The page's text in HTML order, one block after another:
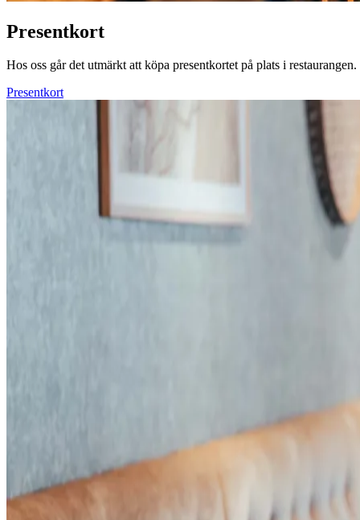
Presentkort
Hos oss går det utmärkt att köpa presentkortet på plats i restaurangen.
Presentkort